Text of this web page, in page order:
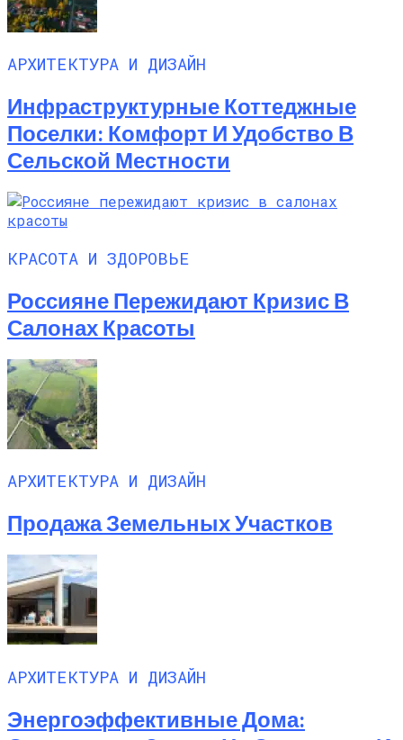
АРХИТЕКТУРА И ДИЗАЙН
Инфраструктурные Коттеджные
Поселки: Комфорт И Удобство В
Сельской Местности
КРАСОТА И ЗДОРОВЬЕ
Россияне Пережидают Кризис В
Салонах Красоты
АРХИТЕКТУРА И ДИЗАЙН
Продажа Земельных Участков
АРХИТЕКТУРА И ДИЗАЙН
Энергоэффективные Дома: